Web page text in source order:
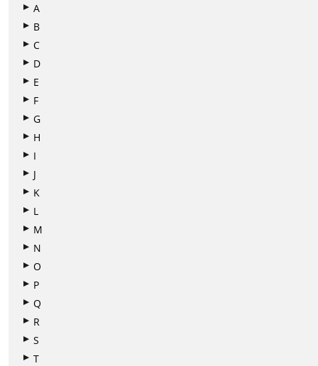
A
B
C
D
E
F
G
H
I
J
K
L
M
N
O
P
Q
R
S
T